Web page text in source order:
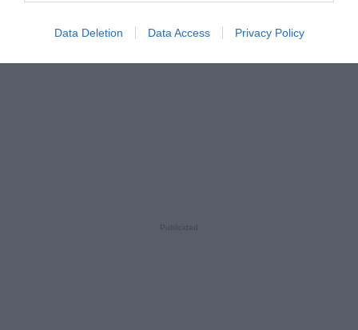
Data Deletion Data Access Privacy Policy